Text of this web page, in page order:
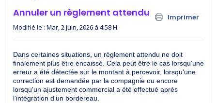
Annuler un règlement attendu Imprimer
Modifié le : Mar, 2 Juin, 2026 à 4:58 H
Dans certaines situations, un règlement attendu ne doit
finalement plus être encaissé. Cela peut être le cas lorsqu'une
erreur a été détectée sur le montant à percevoir, lorsqu'une
correction est demandée par la compagnie ou encore
lorsqu'un ajustement commercial a été effectué après
l'intégration d'un bordereau.